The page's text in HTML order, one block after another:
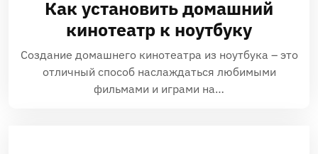
Как установить домашний
кинотеатр к ноутбуку
Создание домашнего кинотеатра из ноутбука – это
отличный способ наслаждаться любимыми
фильмами и играми на…